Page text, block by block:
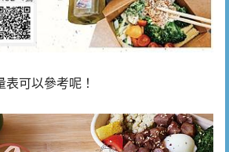
可以參考呢！